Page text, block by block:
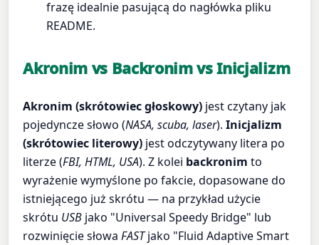
frazę idealnie pasującą do nagłówka pliku
README.
Akronim vs Backronim vs Inicjalizm
Akronim (skrótowiec głoskowy) jest czytany jak
pojedyncze słowo (NASA, scuba, laser).Inicjalizm
(skrótowiec literowy) jest odczytywany litera po
literze (FBI, HTML, USA). Z kolei backronim to
wyrażenie wymyślone po fakcie, dopasowane do
istniejącego już skrótu — na przykład użycie
skrótu USB jako "Universal Speedy Bridge" lub
rozwinięcie słowaFASTjako "Fluid Adaptive Smart